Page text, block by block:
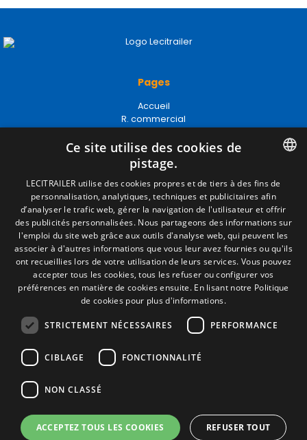
Pages
Accueil
R. commercial
Portail emploi
Infos
EgaLecitrailer
Termes juridiques
Mentions Légales
Politique de Confidentialité
Politique de Cookies
Conditions générales de vente
Gérer les cookies
Camino de los Huertos, S/N. Apdo 100
+(34) 976 462 121
SPANISH
ENGLISH
FRENCH
ITALIAN
PORTUGUESE
Ce site utilise des cookies de
pistage.
LECITRAILER utilise des cookies propres et de tiers à des fins de
personnalisation, analytiques, techniques et publicitaires afin
d’analyser le trafic web, gérer la navigation de l'utilisateur et offrir
des publicités personnalisées. Nous partageons des informations sur
l'emploi du site web grâce aux outils d'analyse web, qui peuvent les
associer à d'autres informations que vous leur avez fournies ou qu'ils
ont recueillies lors de votre utilisation de leurs services. Vous pouvez
accepter tous les cookies, tous les refuser ou configurer vos
préférences en matière de cookies ensuite. En lisant notre Politique
de cookies pour plus d'informations.
STRICTEMENT NÉCESSAIRES PERFORMANCE
CIBLAGE FONCTIONNALITÉ
NON CLASSÉ
ACCEPTEZ TOUS LES COOKIES REFUSER TOUT